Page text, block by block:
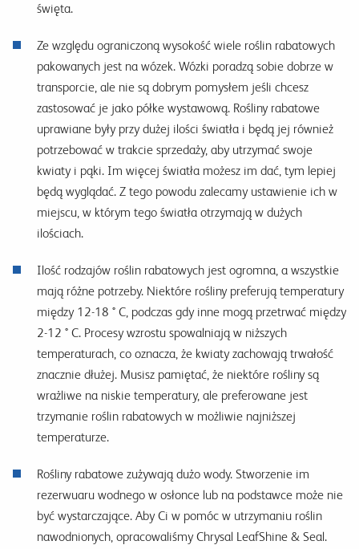
święta.
Ze względu ograniczoną wysokość wiele roślin rabatowych
pakowanych jest na wózek. Wózki poradzą sobie dobrze w
transporcie, ale nie są dobrym pomysłem jeśli chcesz
zastosować je jako półke wystawową. Rośliny rabatowe
uprawiane były przy dużej ilości światła i będą jej również
potrzebować w trakcie sprzedaży, aby utrzymać swoje
kwiaty i pąki. Im więcej światła możesz im dać, tym lepiej
będą wyglądać. Z tego powodu zalecamy ustawienie ich w
miejscu, w którym tego światła otrzymają w dużych
ilościach.
Ilość rodzajów roślin rabatowych jest ogromna, a wszystkie
mają różne potrzeby. Niektóre rośliny preferują temperatury
między 12-18 ° C, podczas gdy inne mogą przetrwać między
2-12 ° C. Procesy wzrostu spowalniają w niższych
temperaturach, co oznacza, że ​​kwiaty zachowają trwałość
znacznie dłużej. Musisz pamiętać, że niektóre rośliny są
wrażliwe na niskie temperatury, ale preferowane jest
trzymanie roślin rabatowych w możliwie najniższej
temperaturze.
Rośliny rabatowe zużywają dużo wody. Stworzenie im
rezerwuaru wodnego w osłonce lub na podstawce może nie
być wystarczające. Aby Ci w pomóc w utrzymaniu roślin
nawodnionych, opracowaliśmy Chrysal LeafShine & Seal.